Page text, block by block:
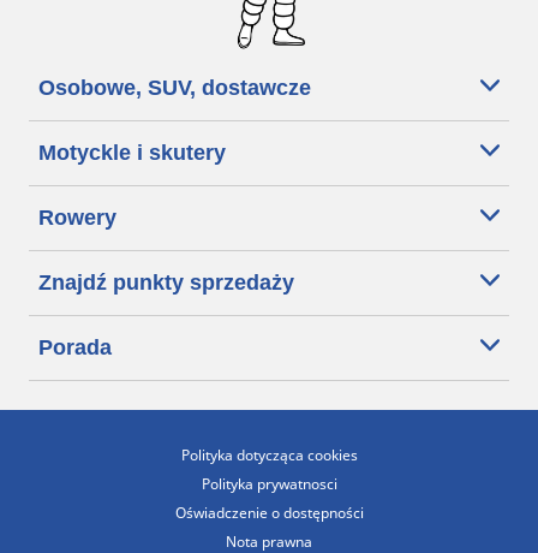
Osobowe, SUV, dostawcze
Motyckle i skutery
Rowery
Znajdź punkty sprzedaży
Porada
Polityka dotycząca cookies
Polityka prywatnosci
Oświadczenie o dostępności
Nota prawna